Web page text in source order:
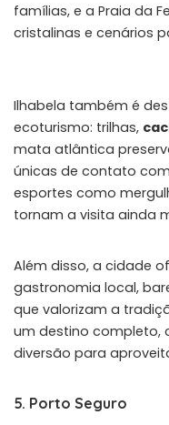
famílias, e a Praia da
cristalinas e cenários
Ilhabela também é
ecoturismo: trilhas,
mata atlântica
únicas de contato
esportes como
tornam a visita ainda
Além disso, a cidade
gastronomia local,
que valorizam a
um destino completo,
diversão para
5. Porto Seguro